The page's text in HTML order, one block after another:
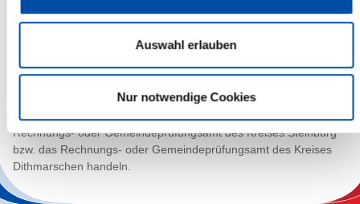
Auswahl erlauben
Nur notwendige Cookies
Gemeindeprüfungsamt
vorzuhalten.
Von der Aufgabenstellung ist es abhängig, ob der
Prüfungsamtsleiter und die Prüferinnen und Prüfer für das
Rechnungs- oder Gemeindeprüfungsamt des Kreises Steinburg
bzw. das Rechnungs- oder Gemeindeprüfungsamt des Kreises
Dithmarschen handeln.